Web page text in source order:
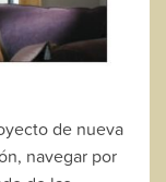
de nueva
navegar por